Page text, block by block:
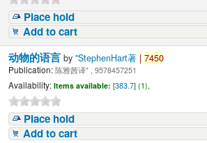
Place hold
Add to cart
动物的语言by"StephenHart著 | 7450
Publication: 陈雅茜译" , 9578457251
Availability: Items available: [383.7] (1),
Place hold
Add to cart